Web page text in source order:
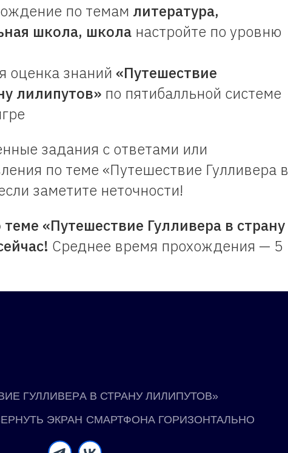
по темам литература,
школа, школа настройте по уровню
оценка знаний «Путешествие
лилипутов» по пятибалльной системе
задания с ответами или
по теме «Путешествие Гулливера в
заметите неточности!
«Путешествие Гулливера в страну
Среднее время прохождения — 5
ГУЛЛИВЕРА В СТРАНУ ЛИЛИПУТОВ»
ЭКРАН СМАРТФОНА ГОРИЗОНТАЛЬНО